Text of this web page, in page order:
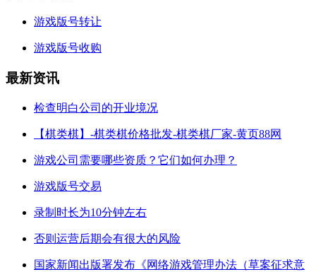
游戏版号转让
游戏版号收购
最新资讯
检查明白公司的开业境况
【棋类棋】-棋类棋价格批发-棋类棋厂家-黄页88网
游戏公司需要哪些资质？它们如何办理？
游戏版号交易
录制时长为10分钟左右
否则运营后期会有很大的风险
国家新闻出版署发布《网络游戏管理办法（草案征求意